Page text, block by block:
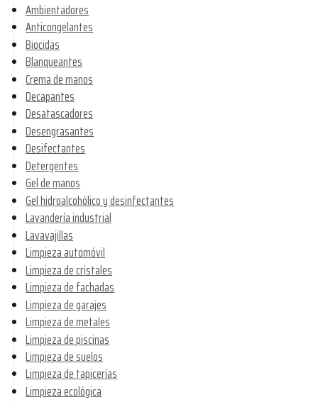
Ambientadores
Anticongelantes
Biocidas
Blanqueantes
Crema de manos
Decapantes
Desatascadores
Desengrasantes
Desifectantes
Detergentes
Gel de manos
Gel hidroalcohólico y desinfectantes
Lavandería industrial
Lavavajillas
Limpieza automóvil
Limpieza de cristales
Limpieza de fachadas
Limpieza de garajes
Limpieza de metales
Limpieza de piscinas
Limpieza de suelos
Limpieza de tapicerías
Limpieza ecológica